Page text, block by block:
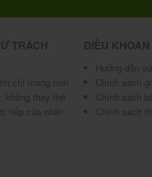
quá nóng tránh
bảo được lượng nước
TRÁCH
chỉ mang tính
không thay thế
tiếp của nhân
ĐIỀU
Hướng dẫn
Chính sách
Chính sách
Chính sách